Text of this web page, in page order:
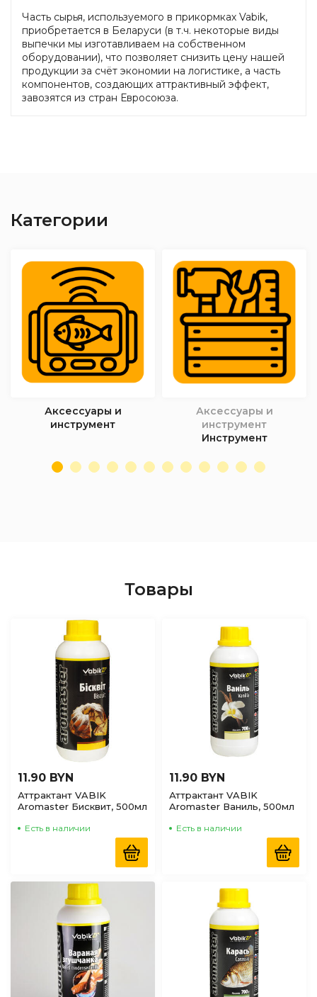
Часть сырья, используемого в прикормках Vabik,
приобретается в Беларуси (в т.ч. некоторые виды
выпечки мы изготавливаем на собственном
оборудовании), что позволяет снизить цену нашей
продукции за счёт экономии на логистике, а часть
компонентов, создающих аттрактивный эффект,
завозятся из стран Евросоюза.
Категории
Аксессуары и
инструмент
Аксессуары и
инструмент
Инструмент
Товары
11.90 BYN
Аттрактант VABIK
Aromaster Бисквит, 500мл
Есть в наличии
11.90 BYN
Аттрактант VABIK
Aromaster Ваниль, 500мл
Есть в наличии